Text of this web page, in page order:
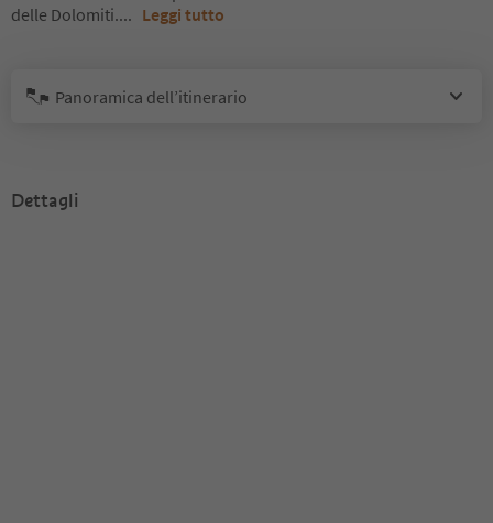
delle Dolomiti.... Leggi tutto
Panoramica dell’itinerario
Dettagli